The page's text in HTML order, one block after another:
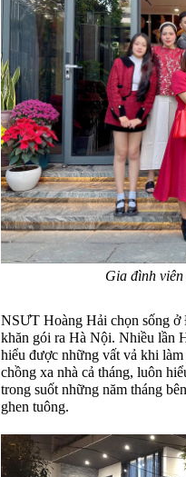
Gia đình
NSƯT Hoàng Hải chọn sống
khăn gói ra Hà Nội. Nhiều lần
hiểu được những vất vả khi
chồng xa nhà cả tháng, luôn
trong suốt những năm tháng
ghen tuông.